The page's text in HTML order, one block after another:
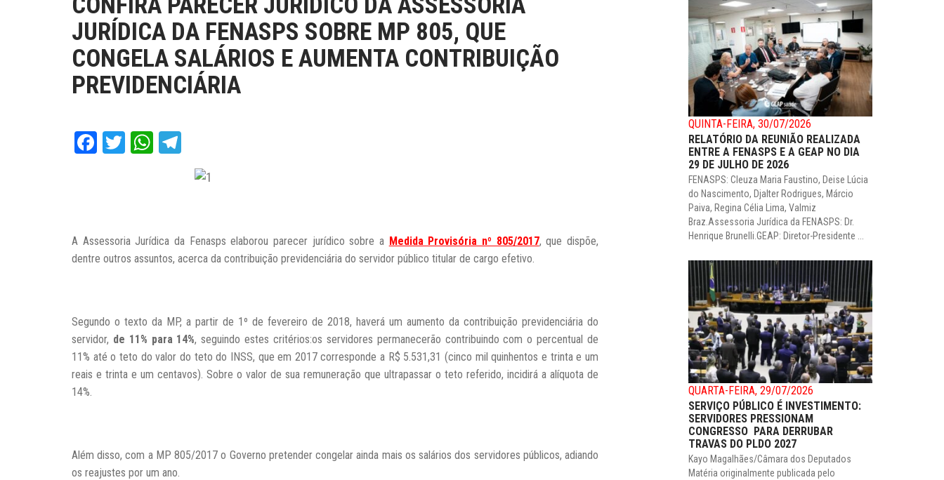
JURÍDICA DA FENASPS SOBRE MP 805, QUE
CONGELA SALÁRIOS E AUMENTA CONTRIBUIÇÃO
PREVIDENCIÁRIA
Facebook
TwitterWhatsApp
A Assessoria Jurídica da Fenasps elaborou parecer jurídico sobre a Medida Provisória nº 805/2017, que dispõe,
dentre outros assuntos, acerca da contribuição previdenciária do servidor público titular de cargo efetivo.
Segundo o texto da MP, a partir de 1º de fevereiro de 2018, haverá um aumento da contribuição previdenciária do
servidor, de 11% para 14%, seguindo estes critérios:os servidores permanecerão contribuindo com o percentual de
11% até o teto do valor do teto do INSS, que em 2017 corresponde a R$ 5.531,31 (cinco mil quinhentos e trinta e um
reais e trinta e um centavos). Sobre o valor de sua remuneração que ultrapassar o teto referido, incidirá a alíquota de
14%.
Além disso, com a MP 805/2017 o Governo pretender congelar ainda mais os salários dos servidores públicos, adiando
os reajustes por um ano.
QUINTA-FEIRA, 30/07/2026
RELATÓRIO DA REUNIÃO REALIZADA
ENTRE A FENASPS E A GEAP NO DIA
29 DE JULHO DE 2026
FENASPS: Cleuza Maria Faustino, Deise Lúcia
do Nascimento, Djalter Rodrigues, Márcio
Paiva, Regina Célia Lima, Valmiz
Braz.Assessoria Jurídica da FENASPS: Dr.
Henrique Brunelli.GEAP: Diretor-Presidente ...
QUARTA-FEIRA, 29/07/2026
SERVIÇO PÚBLICO É INVESTIMENTO:
SERVIDORES PRESSIONAM
CONGRESSO PARA DERRUBAR
TRAVAS DO PLDO 2027
Kayo Magalhães/Câmara dos Deputados
Matéria originalmente publicada pelo